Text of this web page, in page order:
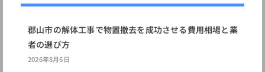
郡山市の解体工事で物置撤去を成功させる費用相場と業
者の選び方
2026年8月6日